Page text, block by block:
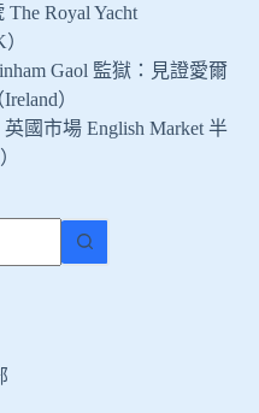
Royal Yacht
Gaol 監獄：見證愛爾
）
國市場 English Market 半